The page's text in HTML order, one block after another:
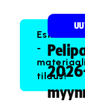
-
tilaus!